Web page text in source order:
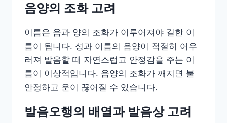
음양의 조화 고려
이름은 음과 양의 조화가 이루어져야 길한 이
름이 됩니다. 성과 이름의 음양이 적절히 어우
러져 발음할 때 자연스럽고 안정감을 주는 이
름이 이상적입니다. 음양의 조화가 깨지면 불
안정하고 운이 끊어질 수 있습니다.
발음오행의 배열과 발음상 고려